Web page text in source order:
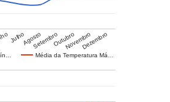
Média da Temperatura Má…
JulhoAgostoSetembroOutubroNovembroDezembro